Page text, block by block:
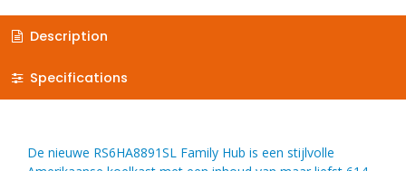
Description
Specifications
De nieuwe RS6HA8891SL Family Hub is een stijlvolle